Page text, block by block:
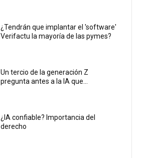
¿Tendrán que implantar el 'software'
Verifactu la mayoría de las pymes?
Un tercio de la generación Z
pregunta antes a la IA que...
¿IA confiable? Importancia del
derecho